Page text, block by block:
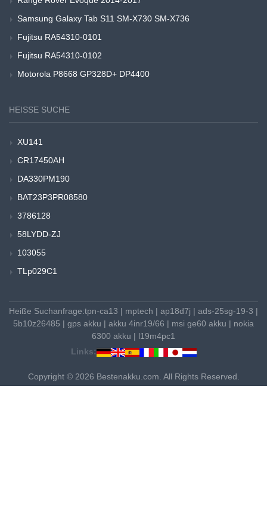
Samsung Galaxy Tab S11 SM-X730 SM-X736
Fujitsu RA54310-0101
Fujitsu RA54310-0102
Motorola P8668 GP328D+ DP4400
HEISSE SUCHE
XU141
CR17450AH
DA330PM190
BAT23P3PR08580
3786128
58LYDD-ZJ
103055
TLp029C1
Heiße Suchanfrage:tpn-ca13 | mptech | ap18d7j | ads-25sg-19-3 |
5b10z26485 | gps akku | akku 4inr19/66 | msi ge60 akku | nokia
6300 akku | l19m4pc1
Links:
Copyright © 2026 Bestenakku.com. All Rights Reserved.